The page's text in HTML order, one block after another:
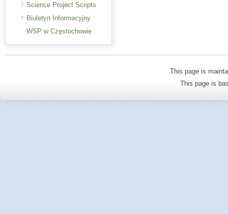
Science Project Scripts
Biuletyn Informacyjny
WSP w Częstochowie
This page is
This page is